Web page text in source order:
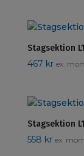
Stagsektion
467 kr ex.
Stagsektion
558 kr ex.